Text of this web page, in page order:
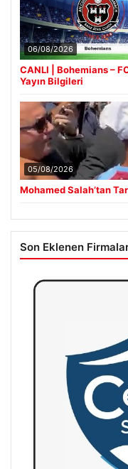
06/08/2026
CANLI | Bohemians –
Yayın Bilgileri
05/08/2026
Mohamed Salah’tan
Son Eklenen